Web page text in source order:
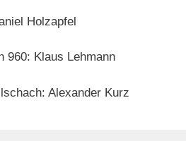
Holzapfel
960: Klaus Lehmann
Alexander Kurz